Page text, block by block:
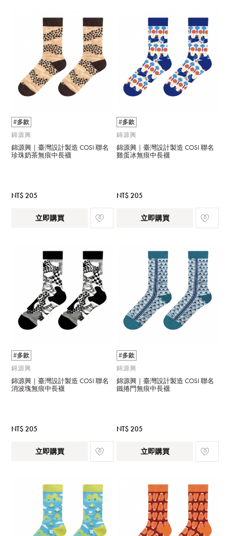
#多款
錦源興
錦源興｜臺灣設計製造 COSI 聯名
珍珠奶茶無痕中長襪
NT$ 205
立即購買
#多款
錦源興
錦源興｜臺灣設計製造 COSI 聯名
雞蛋冰無痕中長襪
NT$ 205
立即購買
#多款
錦源興
錦源興｜臺灣設計製造 COSI 聯名
消波塊無痕中長襪
NT$ 205
立即購買
#多款
錦源興
錦源興｜臺灣設計製造 COSI 聯名
鐵捲門無痕中長襪
NT$ 205
立即購買